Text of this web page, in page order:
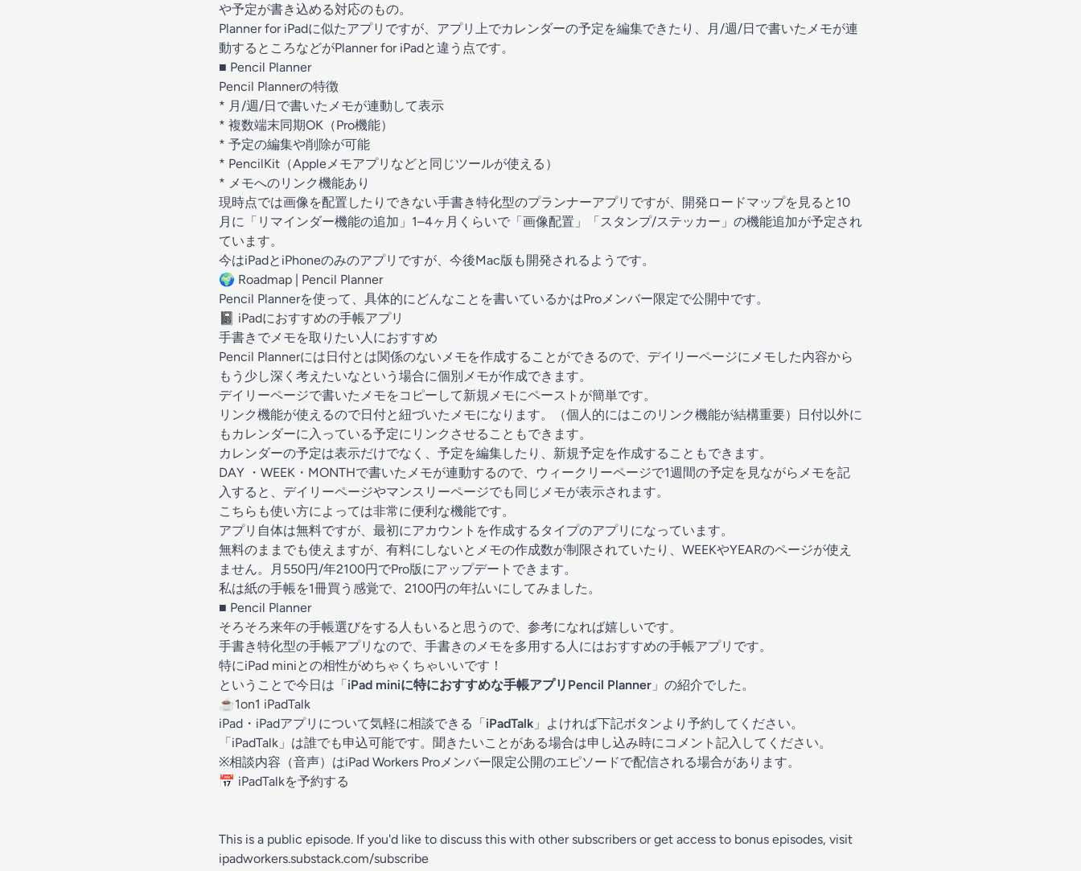
や予定が書き込める対応のもの。
Planner for iPadに似たアプリですが、アプリ上でカレンダーの予定を編集できたり、月/週/日で書いたメモが連
動するところなどがPlanner for iPadと違う点です。
■ Pencil Planner
Pencil Plannerの特徴
* 月/週/日で書いたメモが連動して表示
* 複数端末同期OK（Pro機能）
* 予定の編集や削除が可能
* PencilKit（Appleメモアプリなどと同じツールが使える）
* メモへのリンク機能あり
現時点では画像を配置したりできない手書き特化型のプランナーアプリですが、 開発ロードマップを見ると10
月に「リマインダー機能の追加」1–4ヶ月くらいで「画像配置」「スタンプ/ステッカー」の機能追加が予定され
ています。
今はiPadとiPhoneのみのアプリですが、今後Mac版も開発されるようです。
🌍 Roadmap | Pencil Planner
Pencil Plannerを使って、具体的にどんなことを書いているかはProメンバー限定で公開中です。
📓 iPadにおすすめの手帳アプリ
手書きでメモを取りたい人におすすめ
Pencil Plannerには日付とは関係のないメモを作成することができるので、デイリーページにメモした内容から
もう少し深く考えたいなという場合に個別メモが作成できます。
デイリーページで書いたメモをコピーして新規メモにペーストが簡単です。
リンク機能が使えるので日付と紐づいたメモになります。（個人的にはこのリンク機能が結構重要）日付以外に
もカレンダーに入っている予定にリンクさせることもできます。
カレンダーの予定は表示だけでなく、予定を編集したり、新規予定を作成することもできます。
DAY ・WEEK・MONTHで書いたメモが連動するので、ウィークリーページで1週間の予定を見ながらメモを記
入すると、デイリーページやマンスリーページでも同じメモが表示されます。
こちらも使い方によっては非常に便利な機能です。
アプリ自体は無料ですが、最初にアカウントを作成するタイプのアプリになっています。
無料のままでも使えますが、有料にしないとメモの作成数が制限されていたり、WEEKやYEARのページが使え
ません。月550円/年2100円でPro版にアップデートできます。
私は紙の手帳を1冊買う感覚で、2100円の年払いにしてみました。
■ Pencil Planner
そろそろ来年の手帳選びをする人もいると思うので、参考になれば嬉しいです。
手書き特化型の手帳アプリなので、手書きのメモを多用する人にはおすすめの手帳アプリです。
特にiPad miniとの相性がめちゃくちゃいいです！
ということで今日は「iPad miniに特におすすめな手帳アプリPencil Planner 」の紹介でした。
☕️1on1 iPadTalk
iPad・iPadアプリについて気軽に相談できる「iPadTalk 」よければ下記ボタンより予約してください。
「iPadTalk」は誰でも申込可能です。聞きたいことがある場合は申し込み時にコメント記入してください。
※相談内容（音声）はiPad Workers Proメンバー限定公開のエピソードで配信される場合があります。
📅 iPadTalkを予約する
This is a public episode. If you'd like to discuss this with other subscribers or get access to bonus episodes, visit
ipadworkers.substack.com/subscribe